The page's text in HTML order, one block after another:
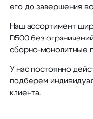
его до завершения
Наш ассортимент
D500 без
сборно-монолитные
У нас постоянно
подберем
клиента.